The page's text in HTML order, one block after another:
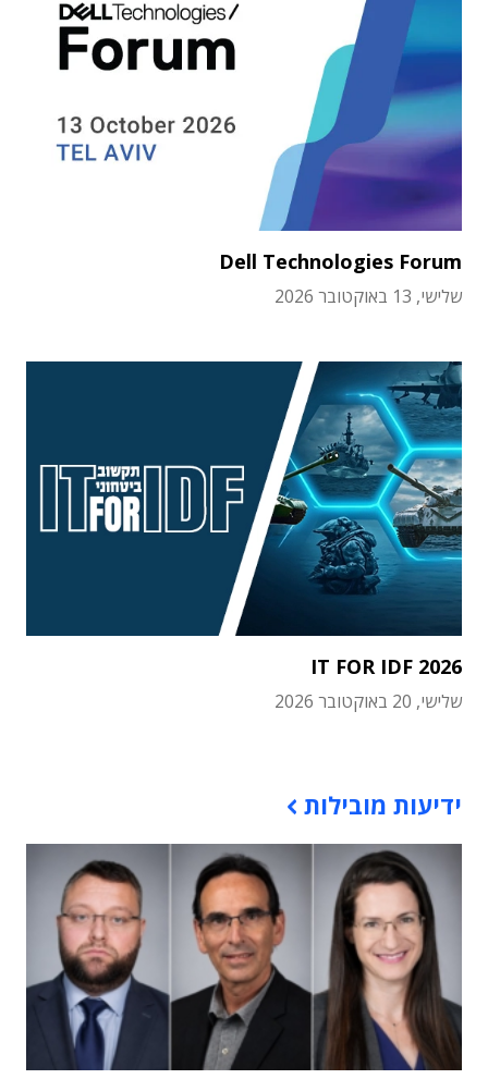
Dell Technologies Forum
שלישי, 13 באוקטובר 2026
IT FOR IDF 2026
שלישי, 20 באוקטובר 2026
ידיעות מובילות